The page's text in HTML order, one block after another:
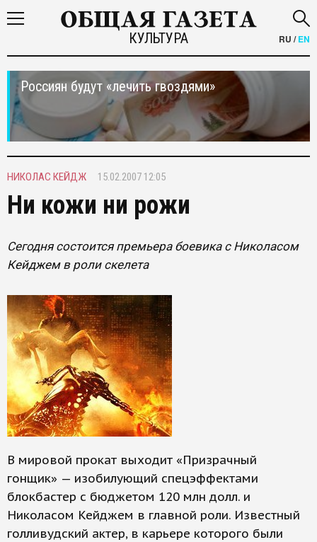
КУЛЬТУРА RU /EN
Россиян будут «лечить гвоздями»
НИКОЛАС КЕЙДЖ 15.02.2007 12:05
Ни кожи ни рожи
Сегодня состоится премьера боевика с Николасом
Кейджем в роли скелета
В мировой прокат выходит «Призрачный
гонщик» — изобилующий спецэффектами
блокбастер с бюджетом 120 млн долл. и
Николасом Кейджем в главной роли. Известный
голливудский актер, в карьере которого были